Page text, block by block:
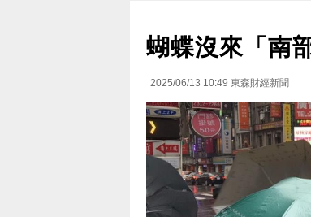
蝴蝶沒來「南
2025/06/13 10:49 東森財經新聞